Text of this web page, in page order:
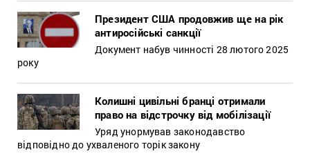
Президент США продовжив ще на рік
антиросійські санкції
Документ набув чинності 28 лютого 2025
року
Колишні цивільні бранці отримали
право на відстрочку від мобілізації
Уряд унормував законодавство
відповідно до ухваленого торік закону